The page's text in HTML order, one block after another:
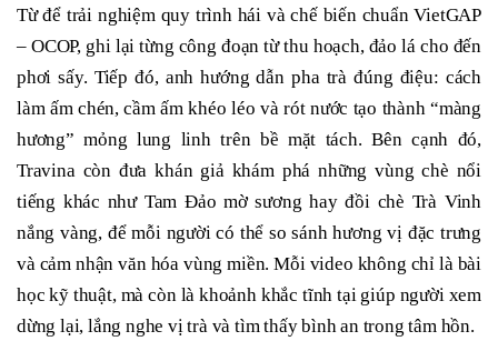
Từ để trải nghiệm quy trình hái và chế biến chuẩn VietGAP
– OCOP, ghi lại từng công đoạn từ thu hoạch, đảo lá cho đến
phơi sấy. Tiếp đó, anh hướng dẫn pha trà đúng điệu: cách
làm ấm chén, cầm ấm khéo léo và rót nước tạo thành “màng
hương” mỏng lung linh trên bề mặt tách. Bên cạnh đó,
Travina còn đưa khán giả khám phá những vùng chè nổi
tiếng khác như Tam Đảo mờ sương hay đồi chè Trà Vinh
nắng vàng, để mỗi người có thể so sánh hương vị đặc trưng
và cảm nhận văn hóa vùng miền. Mỗi video không chỉ là bài
học kỹ thuật, mà còn là khoảnh khắc tĩnh tại giúp người xem
dừng lại, lắng nghe vị trà và tìm thấy bình an trong tâm hồn.